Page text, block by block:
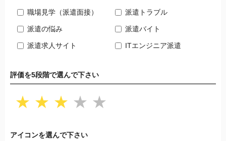
職場見学（派遣面接） 派遣トラブル
派遣の悩み 派遣バイト
派遣求人サイト ITエンジニア派遣
評価を5段階で選んで下さい
★ ★ ★ ★ ★
アイコンを選んで下さい